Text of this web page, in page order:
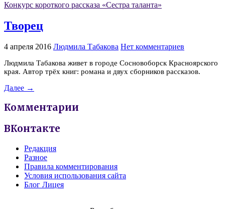
Конкурс короткого рассказа «Сестра таланта»
Творец
4 апреля 2016 Людмила Табакова Нет комментариев
Людмила Табакова живет в городе Сосновоборск Красноярского
края. Автор трёх книг: романа и двух сборников рассказов.
Далее →
Комментарии
ВКонтакте
Редакция
Разное
Правила комментирования
Условия использования сайта
Блог Лицея